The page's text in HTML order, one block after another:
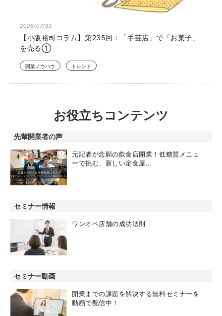
2026/07/31
【小阪裕司コラム】第235回：「手芸店」で「お菓子」
を売る①
開業ノウハウ トレンド
お役立ちコンテンツ
先輩開業者の声
元記者が念願の飲食店開業！低糖質メニュ
ーで挑む、新しい定食屋…
セミナー情報
ワンオペ店舗の成功法則
セミナー動画
開業までの課題を解決する無料セミナーを
動画で配信中！